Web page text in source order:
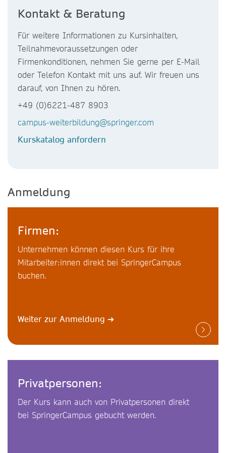
Kontakt & Beratung
Für weitere Informationen zu Kursinhalten,
Teilnahmevoraussetzungen oder
Firmenkonditionen, nehmen Sie gerne per E-Mail
oder Telefon Kontakt mit uns auf. Wir freuen uns
darauf, von Ihnen zu hören.
+49 (0)6221-487 8903
campus-weiterbildung@springer.com
Kurskatalog anfordern
Anmeldung
Firmen:
Unternehmen können diesen Kurs für ihre
Mitarbeiter:innen direkt bei SpringerCampus
buchen.
Weiter zur Anmeldung ➔
Privatpersonen:
Der Kurs kann auch von Privatpersonen direkt
bei SpringerCampus gebucht werden.